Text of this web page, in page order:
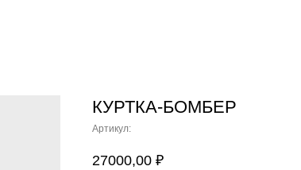
КУРТКА-БОМБЕР
Артикул:
27000,00 ₽